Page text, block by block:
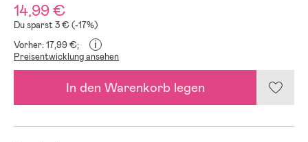
14,99 €
Du sparst 3 € (-17%)
Vorher: 17,99 €;
i
Preisentwicklung ansehen
In den Warenkorb legen